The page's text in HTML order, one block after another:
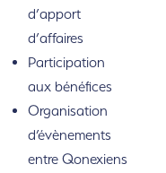
d’apport
d’affaires
Participation
aux bénéfices
Organisation
d’évènements
entre Qonexiens